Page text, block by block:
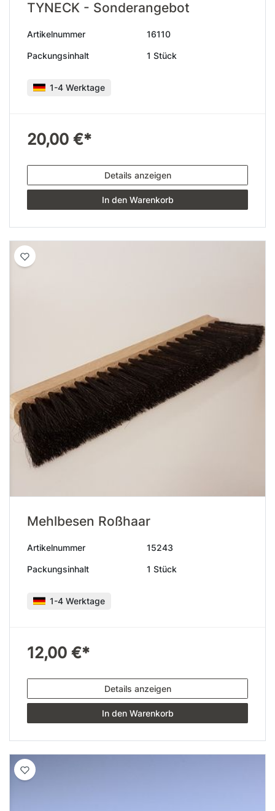
TYNECK - Sonderangebot
Artikelnummer 16110
Packungsinhalt 1 Stück
1-4 Werktage
20,00 €*
Details anzeigen
In den Warenkorb
Mehlbesen Roßhaar
Artikelnummer 15243
Packungsinhalt 1 Stück
1-4 Werktage
12,00 €*
Details anzeigen
In den Warenkorb